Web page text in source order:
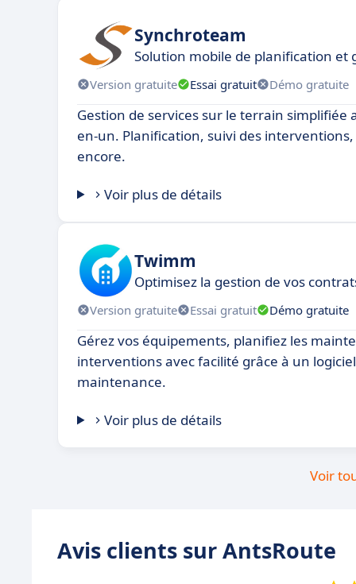
Synchroteam
Solution mobile de planification
Version gratuite Essai gratuit Démo gratuite
Gestion de services sur le terrain simplifiée
en-un. Planification, suivi des
encore.
Voir plus de détails
Twimm
Optimisez la gestion de vos
Version gratuite Essai gratuit Démo gratuite
Gérez vos équipements, planifiez les
interventions avec facilité grâce à un
maintenance.
Voir plus de détails
Voir
Avis clients sur AntsRoute